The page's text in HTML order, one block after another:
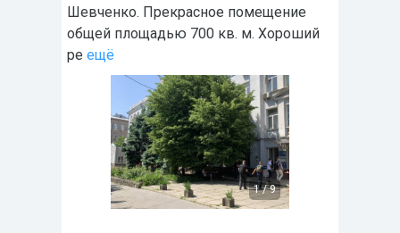
Шевченко. Прекрасное помещение
общей площадью 700 кв. м. Хороший
ре ещё
1/9